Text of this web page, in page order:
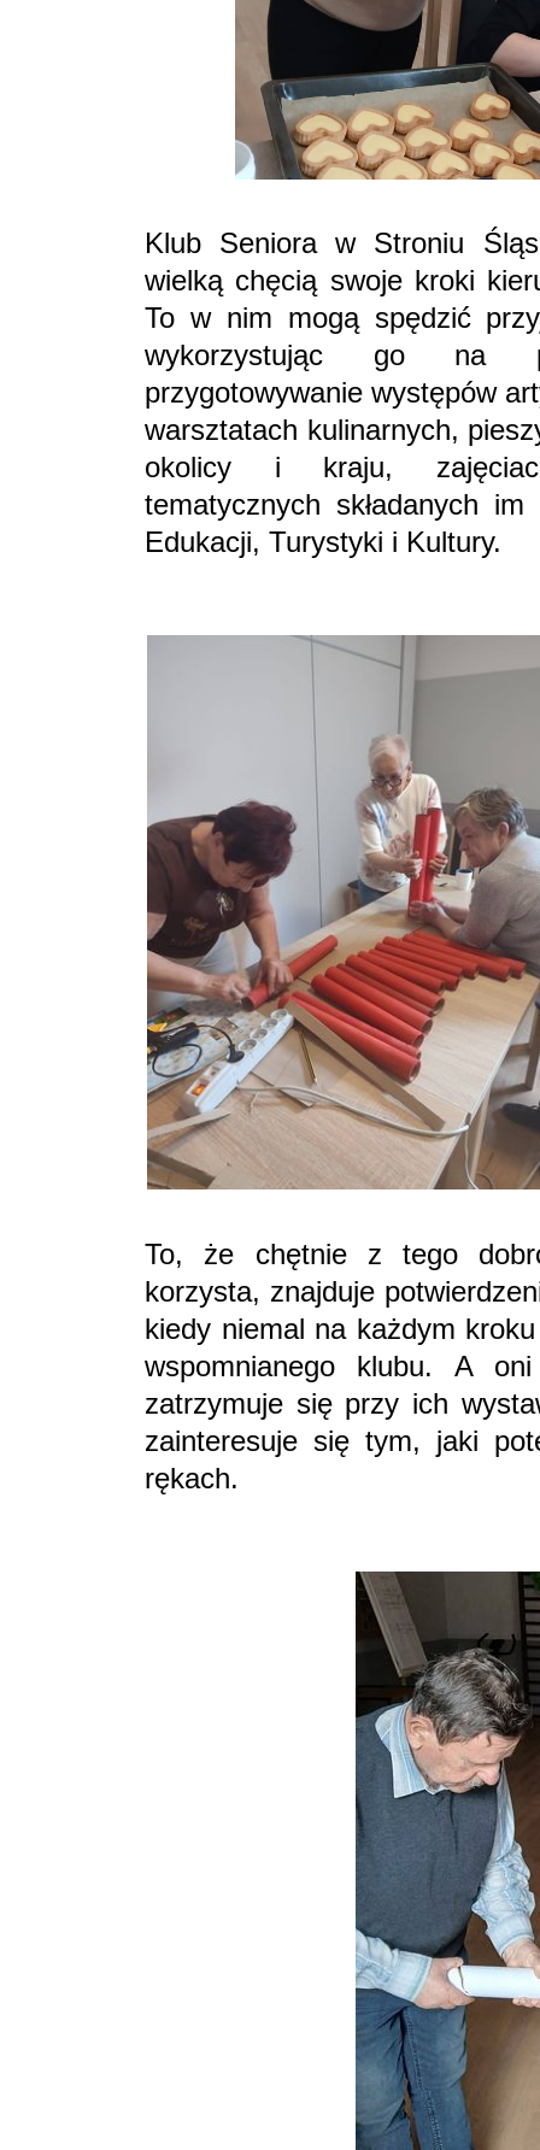
Klub Seniora w Stroniu
wielką chęcią swoje kroki
To w nim mogą spędzić
wykorzystując go na
przygotowywanie występów
warsztatach kulinarnych,
okolicy i kraju,
tematycznych składanych
Edukacji, Turystyki i Kultury.
To, że chętnie z tego
korzysta, znajduje
kiedy niemal na każdym
wspomnianego klubu. A
zatrzymuje się przy ich
zainteresuje się tym, jaki
rękach.